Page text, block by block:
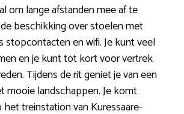
om lange afstanden mee af te
beschikking over stoelen met
stopcontacten en wifi. Je kunt veel
en je kunt tot kort voor vertrek
Tijdens de rit geniet je van een
mooie landschappen. Je komt
het treinstation van Kuressaare-